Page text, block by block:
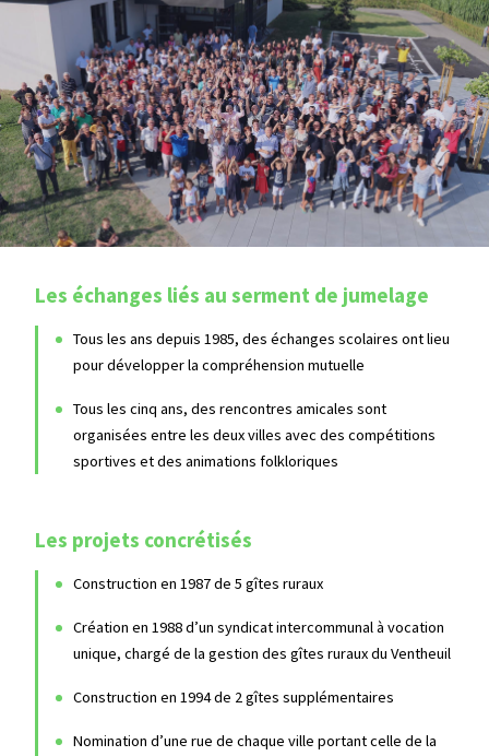
Agenda
Les échanges liés au serment de jumelage
Tous les ans depuis 1985, des échanges scolaires ont lieu
pour développer la compréhension mutuelle
Tous les cinq ans, des rencontres amicales sont
organisées entre les deux villes avec des compétitions
sportives et des animations folkloriques
Les projets concrétisés
Construction en 1987 de 5 gîtes ruraux
Création en 1988 d’un syndicat intercommunal à vocation
unique, chargé de la gestion des gîtes ruraux du Ventheuil
Construction en 1994 de 2 gîtes supplémentaires
Nomination d’une rue de chaque ville portant celle de la